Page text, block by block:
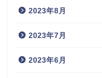
2023年8月
2023年7月
2023年6月